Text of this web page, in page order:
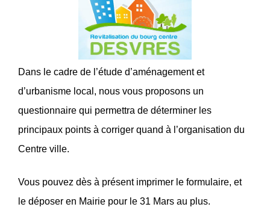
Dans le cadre de l’étude d’aménagement et
d’urbanisme local, nous vous proposons un
questionnaire qui permettra de déterminer les
principaux points à corriger quand à l’organisation du
Centre ville.
Vous pouvez dès à présent imprimer le formulaire, et
le déposer en Mairie pour le 31 Mars au plus.